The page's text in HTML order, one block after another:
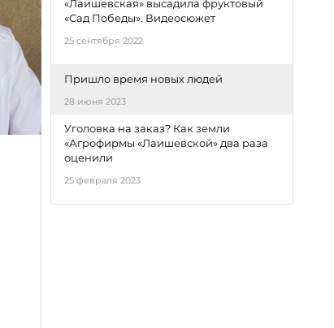
«Лаишевская» высадила фруктовый
«Сад Победы». Видеосюжет
25 сентября 2022
Пришло время новых людей
28 июня 2023
Уголовка на заказ? Как земли
«Агрофирмы «Лаишевской» два раза
оценили
25 февраля 2023